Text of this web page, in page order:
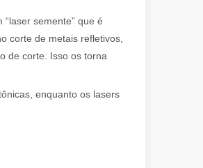
com alta precisão e eficiência. Esta
semente” que é
corte de metais refletivos,
de corte. Isso os torna
enquanto os lasers